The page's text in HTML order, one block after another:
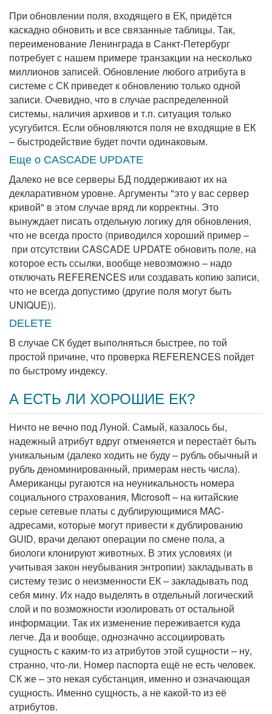
При обновлении поля, входящего в ЕК, придётся
каскадно обновить и все связанные таблицы. Так,
переименование Ленинграда в Санкт-Петербург
потребует с нашем примере транзакции на несколько
миллионов записей. Обновление любого атрибута в
системе с СК приведет к обновлению только одной
записи. Очевидно, что в случае распределенной
системы, наличия архивов и т.п. ситуация только
усугубится. Если обновляются поля не входящие в ЕК
– быстродействие будет почти одинаковым.
Еще о CASCADE UPDATE
Далеко не все серверы БД поддерживают их на
декларативном уровне. Аргументы "это у вас сервер
кривой" в этом случае вряд ли корректны. Это
вынуждает писать отдельную логику для обновления,
что не всегда просто (приводился хороший пример –
при отсутствии CASCADE UPDATE обновить поле, на
которое есть ссылки, вообще невозможно – надо
отключать REFERENCES или создавать копию записи,
что не всегда допустимо (другие поля могут быть
UNIQUE)).
DELETE
В случае СК будет выполняться быстрее, по той
простой причине, что проверка REFERENCES пойдет
по быстрому индексу.
А ЕСТЬ ЛИ ХОРОШИЕ ЕК?
Hичто не вечно под Луной. Самый, казалось бы,
надежный атрибут вдруг отменяется и перестаёт быть
уникальным (далеко ходить не буду – рубль обычный и
рубль деноминированный, примерам несть числа).
Американцы ругаются на неуникальность номера
социального страхования, Microsoft – на китайские
серые сетевые платы с дублирующимися MAC-
адресами, которые могут привести к дублированию
GUID, врачи делают операции по смене пола, а
биологи клонируют животных. В этих условиях (и
учитывая закон неубывания энтропии) закладывать в
систему тезис о неизменности ЕК – закладывать под
себя мину. Их надо выделять в отдельный логический
слой и по возможности изолировать от остальной
информации. Так их изменение переживается куда
легче. Да и вообще, однозначно ассоциировать
сущность с каким-то из атрибутов этой сущности – ну,
странно, что-ли. Hомер паспорта ещё не есть человек.
СК же – это некая субстанция, именно и означающая
сущность. Именно сущность, а не какой-то из её
атрибутов.